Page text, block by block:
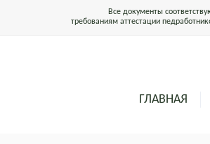
Все документы
требованиям аттестации
ГЛАВНАЯ